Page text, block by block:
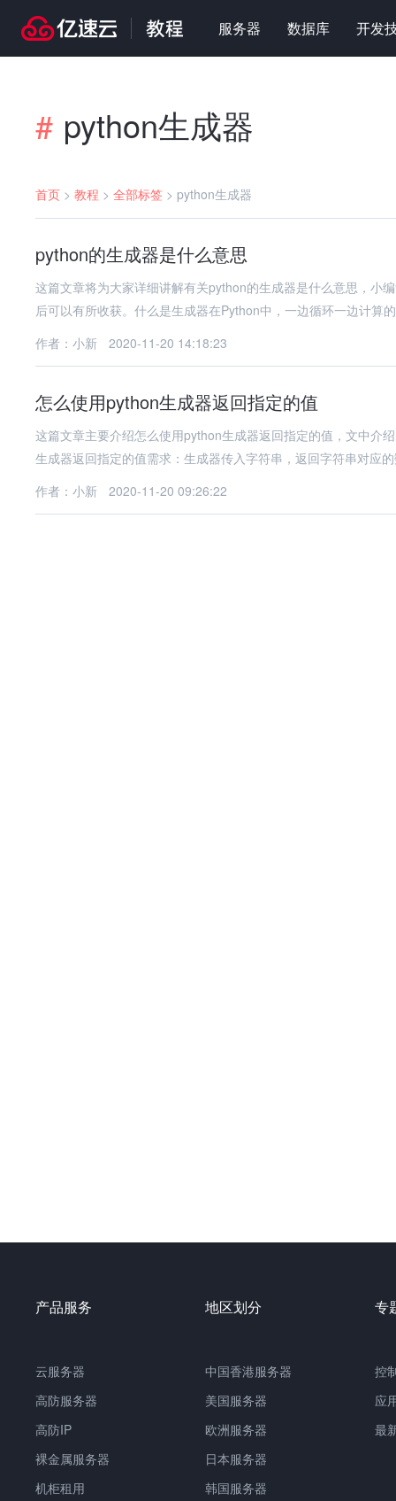
服务器 数据库 开发
# python生成器
首页 > 教程 > 全部标签 > python生成器
python的生成器是什么意思
这篇文章将为大家详细讲解有关python的生成器是什么意思，小
后可以有所收获。什么是生成器在Python中，一边循环一边计算
作者：小新
2020-11-20 14:18:23
怎么使用python生成器返回指定的值
这篇文章主要介绍怎么使用python生成器返回指定的值，文中介
生成器返回指定的值需求：生成器传入字符串，返回字符串对应
作者：小新
2020-11-20 09:26:22
产品服务
云服务器
高防服务器
高防IP
裸金属服务器
机柜租用
地区划分
中国香港服务器
美国服务器
欧洲服务器
日本服务器
韩国服务器
专
控
应
最